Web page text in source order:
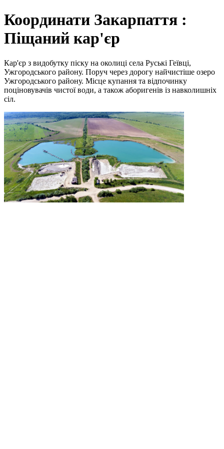
Координати Закарпаття :
Піщаний кар'єр
Кар'єр з видобутку піску на околиці села Руські Геївці,
Ужгородського району. Поруч через дорогу найчистіше озеро
Ужгородського району. Місце купання та відпочинку
поціновувачів чистої води, а також аборигенів із навколишніх
сіл.